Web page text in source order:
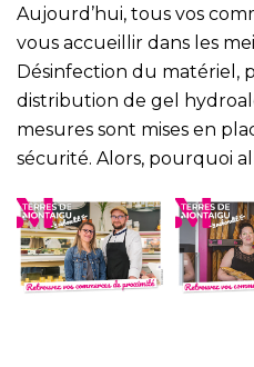
Aujourd’hui, tous vos
vous accueillir dans les
Désinfection du matériel,
distribution de gel
mesures sont mises en
sécurité. Alors, pourquoi